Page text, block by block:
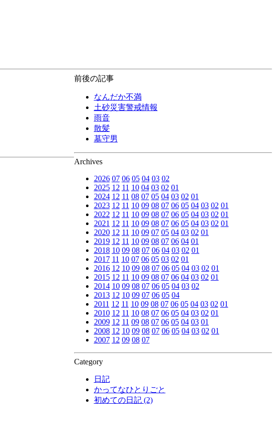
前後の記事
なんだか不満
土砂災害警戒情報
雨音
散髪
墓守男
Archives
2026 07 06 05 04 03 02
2025 12 11 10 04 03 02 01
2024 12 11 08 07 05 04 03 02 01
2023 12 11 10 09 08 07 06 05 04 03 02 01
2022 12 11 10 09 08 07 06 05 04 03 02 01
2021 12 11 10 09 08 07 06 05 04 03 02 01
2020 12 11 10 09 07 05 04 03 02 01
2019 12 11 10 09 08 07 06 04 01
2018 10 09 08 07 06 04 03 02 01
2017 11 10 07 06 05 03 02 01
2016 12 10 09 08 07 06 05 04 03 02 01
2015 12 11 10 09 08 07 06 04 03 02 01
2014 10 09 08 07 06 05 04 03 02
2013 12 10 09 07 06 05 04
2011 12 11 10 09 08 07 06 05 04 03 02 01
2010 12 11 10 08 07 06 05 04 03 02 01
2009 12 11 09 08 07 06 05 04 03 01
2008 12 10 09 08 07 06 05 04 03 02 01
2007 12 09 08 07
Category
日記
かってなひとりごと
初めての日記 (2)